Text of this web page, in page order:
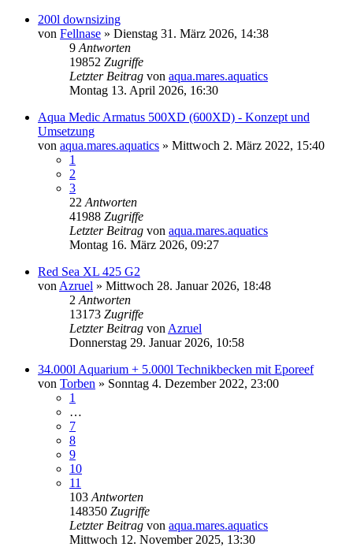
200l downsizing
von Fellnase » Dienstag 31. März 2026, 14:38
9 Antworten
19852 Zugriffe
Letzter Beitrag von aqua.mares.aquatics
Montag 13. April 2026, 16:30
Aqua Medic Armatus 500XD (600XD) - Konzept und
Umsetzung
von aqua.mares.aquatics » Mittwoch 2. März 2022, 15:40
1
2
3
22 Antworten
41988 Zugriffe
Letzter Beitrag von aqua.mares.aquatics
Montag 16. März 2026, 09:27
Red Sea XL 425 G2
von Azruel » Mittwoch 28. Januar 2026, 18:48
2 Antworten
13173 Zugriffe
Letzter Beitrag von Azruel
Donnerstag 29. Januar 2026, 10:58
34.000l Aquarium + 5.000l Technikbecken mit Eporeef
von Torben » Sonntag 4. Dezember 2022, 23:00
1
…
7
8
9
10
11
103 Antworten
148350 Zugriffe
Letzter Beitrag von aqua.mares.aquatics
Mittwoch 12. November 2025, 13:30